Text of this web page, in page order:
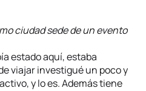
ciudad sede de un evento
estado aquí, estaba
viajar investigué un poco y
y lo es. Además tiene